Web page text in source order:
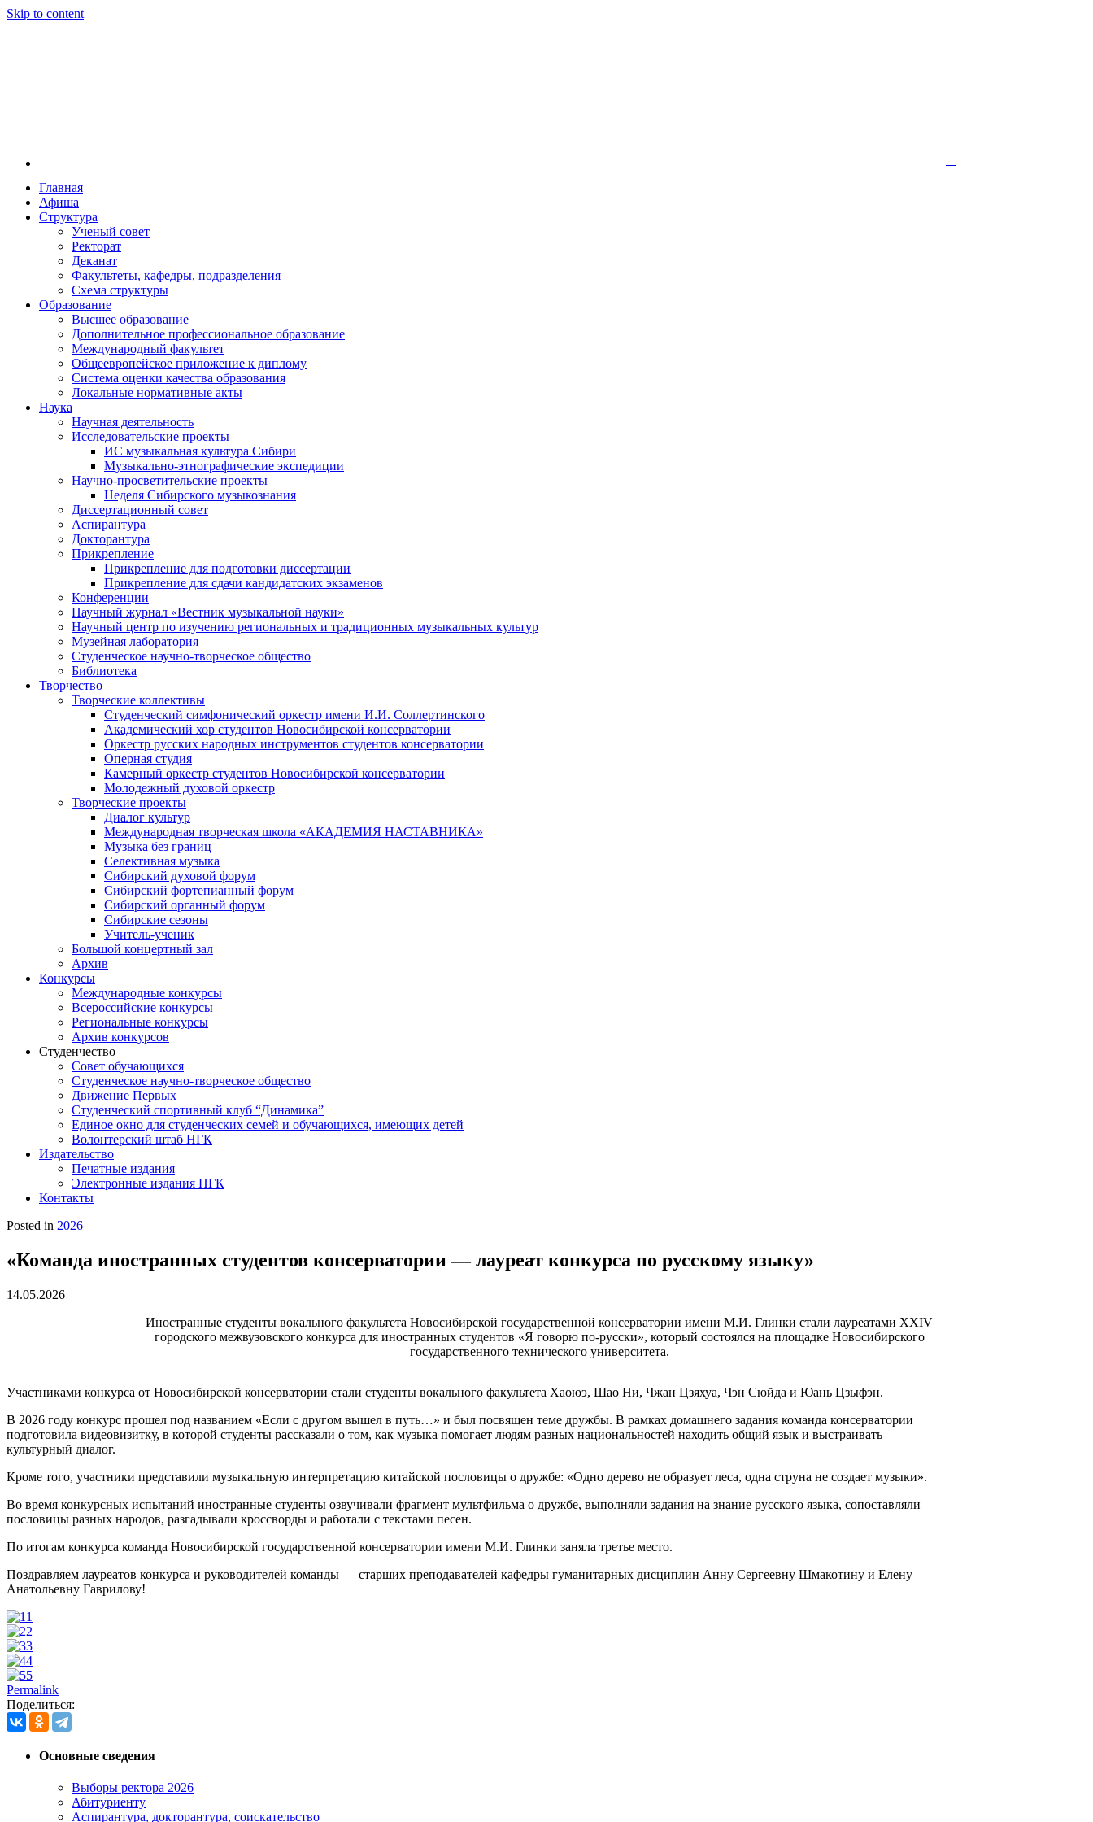
Skip to content
Новосибирская государственная консерватория имени М. И. Глинки
Новосибирская государственная консерватория имени М. И. Глинки — высшее музыкальное учебное заведение в Новосибирске. Основанная в 1956
году распоряжением совмина РСФСР и указом министерства культуры РСФСР, консерватория стала первым музыкальным высшим учебным
заведением в Сибири[2] и до сих пор остаётся единственным за пределами европейской части России[3]. С 1957 года она носит имя Михаила Ивановича
Глинки.
Главная
Афиша
Структура
Ученый совет
Ректорат
Деканат
Факультеты, кафедры, подразделения
Схема структуры
Образование
Высшее образование
Дополнительное профессиональное образование
Международный факультет
Общеевропейское приложение к диплому
Система оценки качества образования
Локальные нормативные акты
Наука
Научная деятельность
Исследовательские проекты
ИС музыкальная культура Сибири
Музыкально-этнографические экспедиции
Научно-просветительские проекты
Неделя Сибирского музыкознания
Диссертационный совет
Аспирантура
Докторантура
Прикрепление
Прикрепление для подготовки диссертации
Прикрепление для сдачи кандидатских экзаменов
Конференции
Научный журнал «Вестник музыкальной науки»
Научный центр по изучению региональных и традиционных музыкальных культур
Музейная лаборатория
Студенческое научно-творческое общество
Библиотека
Творчество
Творческие коллективы
Студенческий симфонический оркестр имени И.И. Соллертинского
Академический хор студентов Новосибирской консерватории
Оркестр русских народных инструментов студентов консерватории
Оперная студия
Камерный оркестр студентов Новосибирской консерватории
Молодежный духовой оркестр
Творческие проекты
Диалог культур
Международная творческая школа «АКАДЕМИЯ НАСТАВНИКА»
Музыка без границ
Селективная музыка
Сибирский духовой форум
Сибирский фортепианный форум
Сибирский органный форум
Сибирские сезоны
Учитель-ученик
Большой концертный зал
Архив
Конкурсы
Международные конкурсы
Всероссийские конкурсы
Региональные конкурсы
Архив конкурсов
Студенчество
Совет обучающихся
Студенческое научно-творческое общество
Движение Первых
Студенческий спортивный клуб “Динамика”
Единое окно для студенческих семей и обучающихся, имеющих детей
Волонтерский штаб НГК
Издательство
Печатные издания
Электронные издания НГК
Контакты
Posted in 2026
«Команда иностранных студентов консерватории — лауреат конкурса по русскому языку»
14.05.2026
Иностранные студенты вокального факультета Новосибирской государственной консерватории имени М.И. Глинки стали лауреатами XXIV
городского межвузовского конкурса для иностранных студентов «Я говорю по-русски», который состоялся на площадке Новосибирского
государственного технического университета.
Участниками конкурса от Новосибирской консерватории стали студенты вокального факультета Хаоюэ, Шао Ни, Чжан Цзяхуа, Чэн Сюйда и Юань Цзыфэн.
В 2026 году конкурс прошел под названием «Если с другом вышел в путь…» и был посвящен теме дружбы. В рамках домашнего задания команда консерватории
подготовила видеовизитку, в которой студенты рассказали о том, как музыка помогает людям разных национальностей находить общий язык и выстраивать
культурный диалог.
Кроме того, участники представили музыкальную интерпретацию китайской пословицы о дружбе: «Одно дерево не образует леса, одна струна не создает музыки».
Во время конкурсных испытаний иностранные студенты озвучивали фрагмент мультфильма о дружбе, выполняли задания на знание русского языка, сопоставляли
пословицы разных народов, разгадывали кроссворды и работали с текстами песен.
По итогам конкурса команда Новосибирской государственной консерватории имени М.И. Глинки заняла третье место.
Поздравляем лауреатов конкурса и руководителей команды — старших преподавателей кафедры гуманитарных дисциплин Анну Сергеевну Шмакотину и Елену
Анатольевну Гаврилову!
1
2
3
4
5
Permalink
Поделиться:
Основные сведения
Выборы ректора 2026
Абитуриенту
Аспирантура, докторантура, соискательство